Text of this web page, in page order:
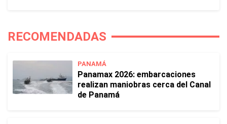
RECOMENDADAS
PANAMÁ
Panamax 2026: embarcaciones
realizan maniobras cerca del Canal
de Panamá